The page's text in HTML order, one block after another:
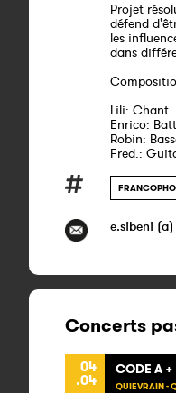
Projet
défend
les
dans
Lili: Chant
Enrico:
Robin:
Fred.:
e.sibeni
Concerts
04
.04
CODE A +
QUIEVRAIN -